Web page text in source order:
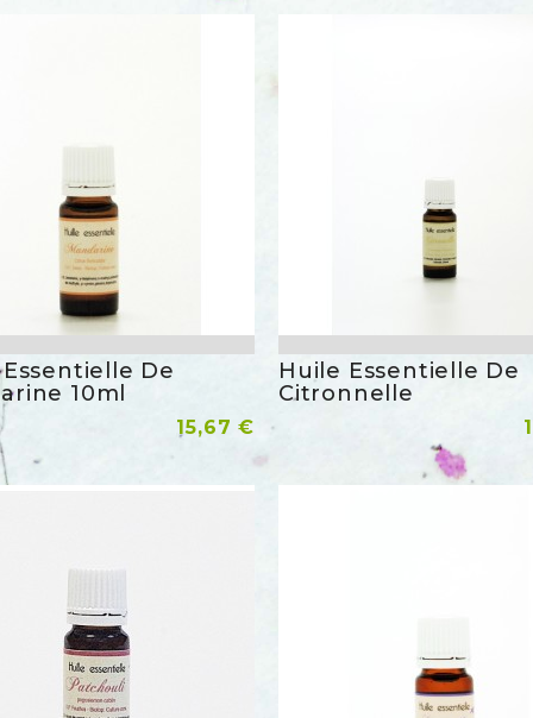
Aperçu rapide
De
10ml
Prix
15,67 €
Au Panier
Huile Essentielle De
Citronnelle